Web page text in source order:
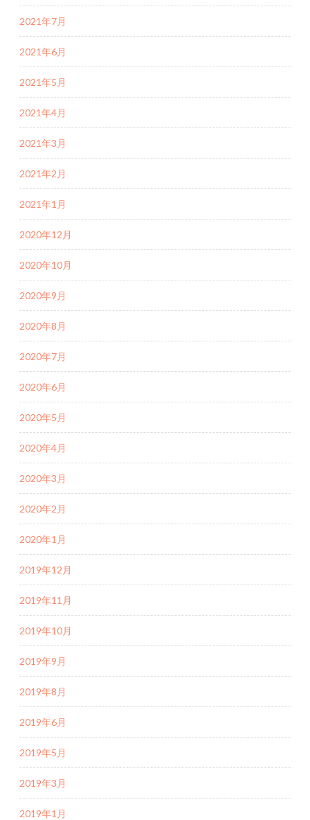
2021年7月
2021年6月
2021年5月
2021年4月
2021年3月
2021年2月
2021年1月
2020年12月
2020年10月
2020年9月
2020年8月
2020年7月
2020年6月
2020年5月
2020年4月
2020年3月
2020年2月
2020年1月
2019年12月
2019年11月
2019年10月
2019年9月
2019年8月
2019年6月
2019年5月
2019年3月
2019年1月